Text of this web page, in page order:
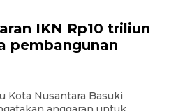
IKN Rp10 triliun
pembangunan
Kota Nusantara Basuki
ajak semua pihak buka
pada anak di lembaga